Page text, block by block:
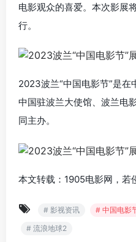
电影观众的喜爱。本次影展
行。
2023波兰“中国电影节”是在
中国驻波兰大使馆、波兰电
同主办。
本文转载：1905电影网，若
# 影视资讯 # 中国电影
# 流浪地球2